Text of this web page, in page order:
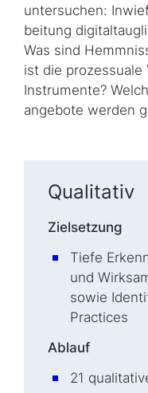
untersuchen:
bei­tung
Was sind
ist die prozessuale
Instrumente?
angebote werden
Qualitativ
Zielsetzung
Tiefe
und
sowie
Practices
Ablauf
21